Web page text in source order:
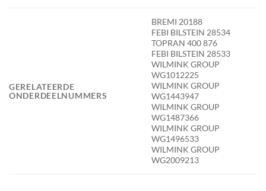
GERELATEERDE
ONDERDEELNUMMERS
BREMI 20188
FEBI BILSTEIN 28534
TOPRAN 400 876
FEBI BILSTEIN 28533
WILMINK GROUP
WG1012225
WILMINK GROUP
WG1443947
WILMINK GROUP
WG1487366
WILMINK GROUP
WG1496533
WILMINK GROUP
WG2009213